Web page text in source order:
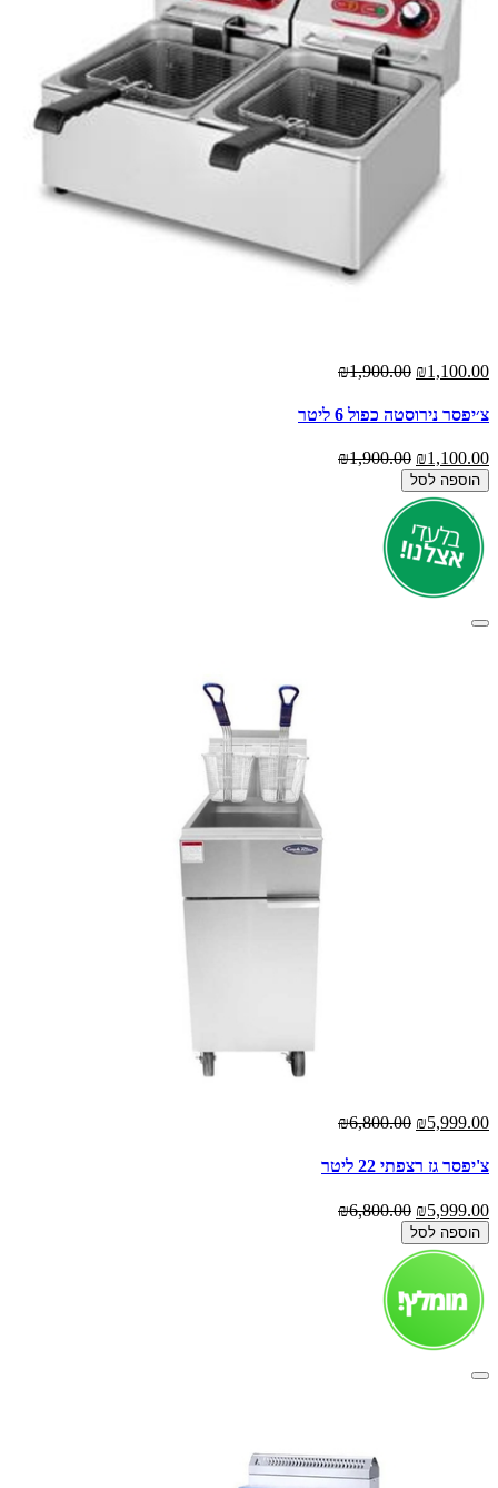
₪1,100.00
₪1,900.00
צ׳יפסר נירוסטה כפול 6 ליטר
₪1,100.00
₪1,900.00
הוספה לסל
₪5,999.00
₪6,800.00
צ'יפסר גז רצפתי 22 ליטר
₪5,999.00
₪6,800.00
הוספה לסל